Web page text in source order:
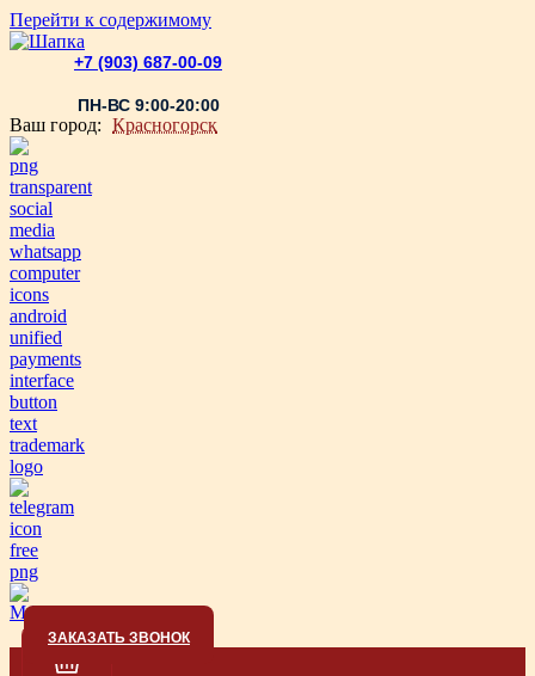
Перейти к содержимому
+7 (903) 687-00-09
ПН-ВС 9:00-20:00
Ваш город: Красногорск
ЗАКАЗАТЬ ЗВОНОК